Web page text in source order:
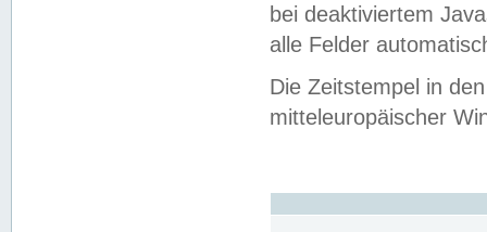
bei deaktiviertem
alle Felder
Die Zeitstempel in
mitteleuropäischer